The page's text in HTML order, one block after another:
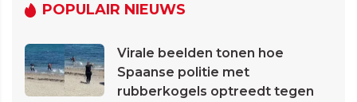
POPULAIR NIEUWS
Virale beelden tonen hoe
Spaanse politie met
rubberkogels optreedt tegen